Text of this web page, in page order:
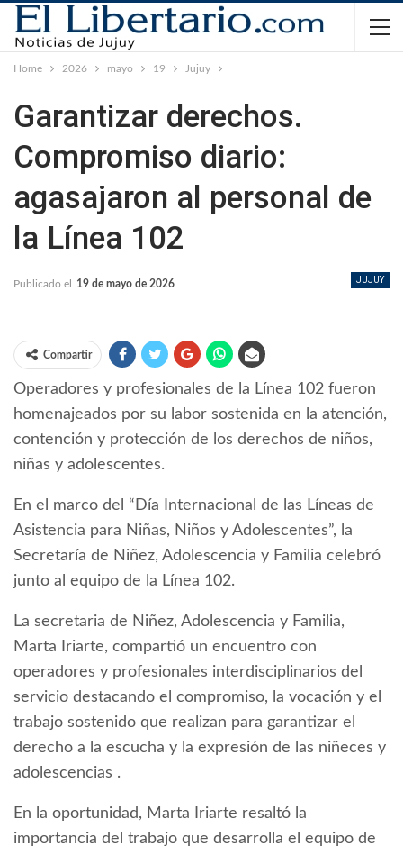
Home 2026 mayo 19 Jujuy
Garantizar derechos.
Compromiso diario:
agasajaron al personal de
la Línea 102
JUJUY
Publicado el 19 de mayo de 2026
Compartir
Operadores y profesionales de la Línea 102 fueron
homenajeados por su labor sostenida en la atención,
contención y protección de los derechos de niños,
niñas y adolescentes.
En el marco del “Día Internacional de las Líneas de
Asistencia para Niñas, Niños y Adolescentes”, la
Secretaría de Niñez, Adolescencia y Familia celebró
junto al equipo de la Línea 102.
La secretaria de Niñez, Adolescencia y Familia,
Marta Iriarte, compartió un encuentro con
operadores y profesionales interdisciplinarios del
servicio destacando el compromiso, la vocación y el
trabajo sostenido que realizan para garantizar el
derecho a la escucha y la expresión de las niñeces y
adolescencias .
En la oportunidad, Marta Iriarte resaltó la
importancia del trabajo que desarrolla el equipo de